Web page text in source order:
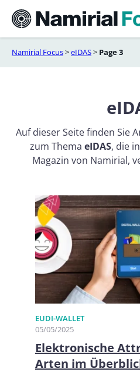
content
Namirial Focus>eIDAS> Page 3
Auf dieser Seite finden Sie
zum Thema eIDAS, die
Magazin von Namirial,
EUDI-WALLET
05/05/2025
Elektronische
Arten im